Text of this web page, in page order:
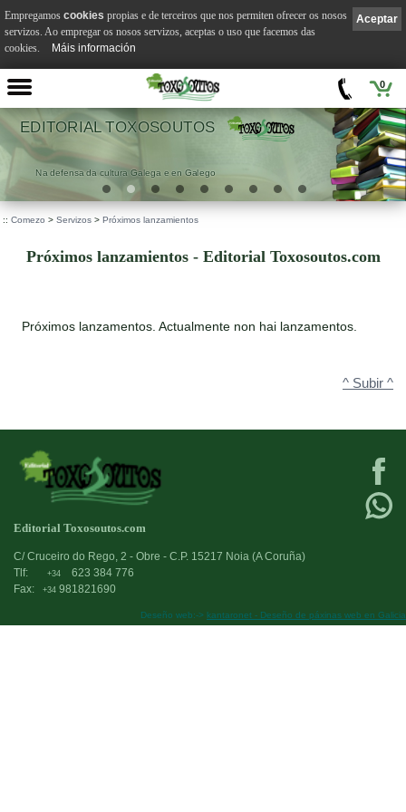
0
Galega e en Galego
:: Comezo > Servizos > Próximos lanzamientos
Próximos lanzamientos - Editorial Toxosoutos.com
Próximos lanzamentos. Actualmente non hai lanzamentos.
^ Subir ^
Editorial Toxosoutos.com
C/ Cruceiro do Rego, 2 - Obre - C.P. 15217 Noia (A Coruña)
Tlf:
+34
623 384 776
Fax:
+34 981821690
Deseño web:-> kantaronet - Deseño de páxinas web en Galicia
Aceptar
Empregamos cookies propias e de terceiros que nos permiten ofrecer os nosos
servizos. Ao empregar os nosos servizos, aceptas o uso que facemos das
cookies.
Máis información